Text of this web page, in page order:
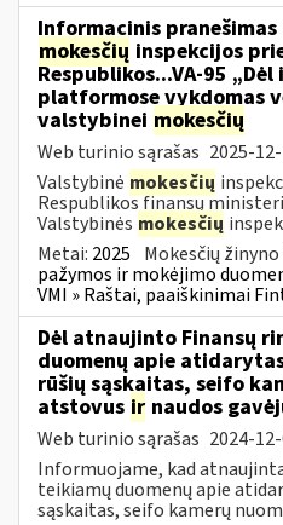
Informacinis
mokesčių inspekcijos
Respublikos...VA-95
platformose vykdomas
valstybinei mokesčių
Web turinio sąrašas 2025-
Valstybinė mokesčių
Respublikos finansų
Valstybinės mokesčių
Metai: 2025 Mokesčių
pažymos ir mokėjimo
VMI » Raštai, paaiškinimai
Dėl atnaujinto Finansų
duomenų apie
rūšių sąskaitas, seifo
atstovus ir naudos
Web turinio sąrašas 2024-
Informuojame, kad
teikiamų duomenų apie
sąskaitas, seifo kamerų